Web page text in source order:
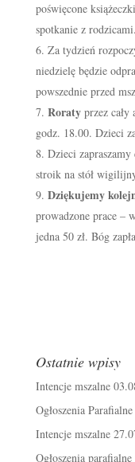
poświęcone
spotkanie z rodzicami.
Za tydzień
niedzielę będzie
powszednie przed
Roratyprzez cały
godz. 18.00. Dzieci
Dzieci
stroik na stół
Dziękujemy
prowadzone prace –
jedna 50 zł. Bóg
Ostatnie wpisy
Intencje mszalne
Ogłoszenia
Intencje mszalne
Ogłoszenia